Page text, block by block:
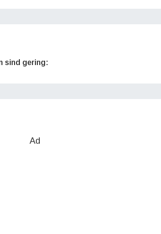
sind gering:
Ad